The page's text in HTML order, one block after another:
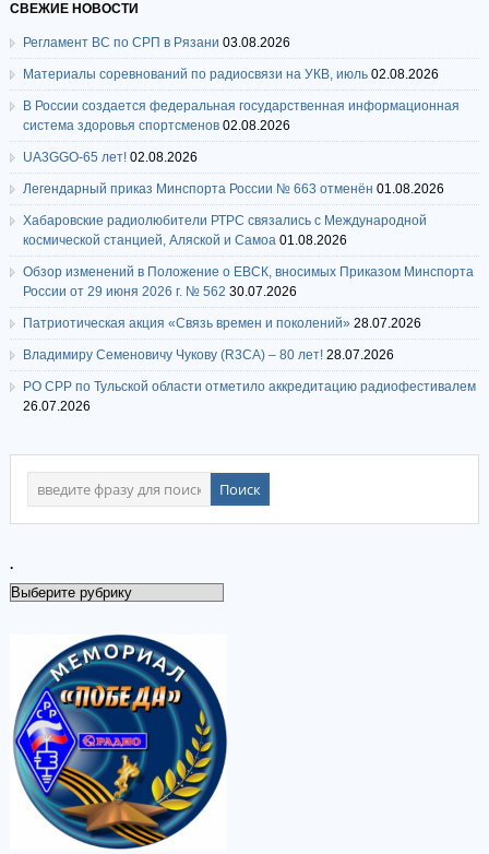
СВЕЖИЕ НОВОСТИ
Регламент ВС по СРП в Рязани 03.08.2026
Материалы соревнований по радиосвязи на УКВ, июль 02.08.2026
В России создается федеральная государственная информационная
система здоровья спортсменов 02.08.2026
UA3GGO-65 лет! 02.08.2026
Легендарный приказ Минспорта России № 663 отменён 01.08.2026
Хабаровские радиолюбители РТРС связались с Международной
космической станцией, Аляской и Самоа 01.08.2026
Обзор изменений в Положение о ЕВСК, вносимых Приказом Минспорта
России от 29 июня 2026 г. № 562 30.07.2026
Патриотическая акция «Связь времен и поколений» 28.07.2026
Владимиру Семеновичу Чукову (R3CA) – 80 лет! 28.07.2026
РО СРР по Тульской области отметило аккредитацию радиофестивалем
26.07.2026
.